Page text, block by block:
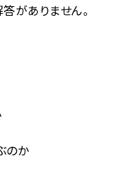
がありません。
のか